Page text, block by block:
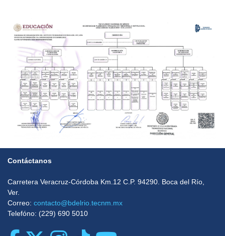
Contáctanos
Carretera Veracruz-Córdoba Km.12 C.P. 94290. Boca del Rí­o,
Ver.
Correo: contacto@bdelrio.tecnm.mx
Telefóno: (229) 690 5010